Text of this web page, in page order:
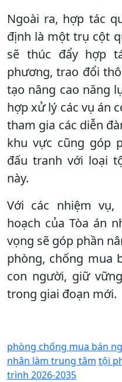
Ngoài ra, hợp tác
định là một trụ cột
sẽ thúc đẩy hợp
phương, trao đổi
tạo nâng cao năng
hợp xử lý các vụ án
tham gia các diễn
khu vực cũng góp
đấu tranh với loại
này.
Với các nhiệm
hoạch của Tòa án
vọng sẽ góp phần
phòng, chống mua
con người, giữ
trong giai đoạn mới.
phòng chống mua bán
nhân làm trung tâm tội
trình 2026-2035